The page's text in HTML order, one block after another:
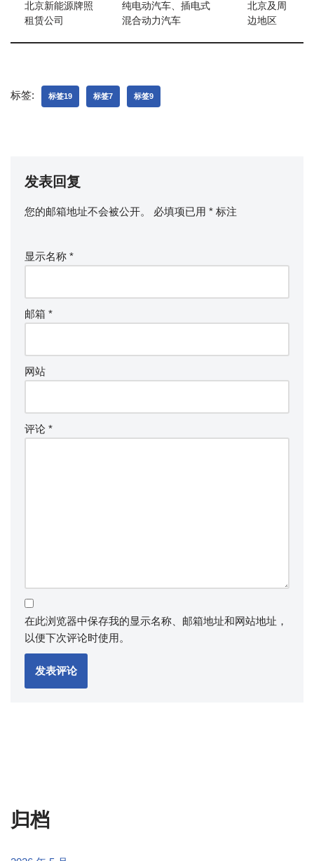
北京新能源牌照
租赁公司
纯电动汽车、插电式
混合动力汽车
北京及周
边地区
标签: 标签19 标签7 标签9
发表回复
您的邮箱地址不会被公开。 必填项已用 * 标注
显示名称 *
邮箱 *
网站
评论 *
在此浏览器中保存我的显示名称、邮箱地址和网站地址，
以便下次评论时使用。
归档